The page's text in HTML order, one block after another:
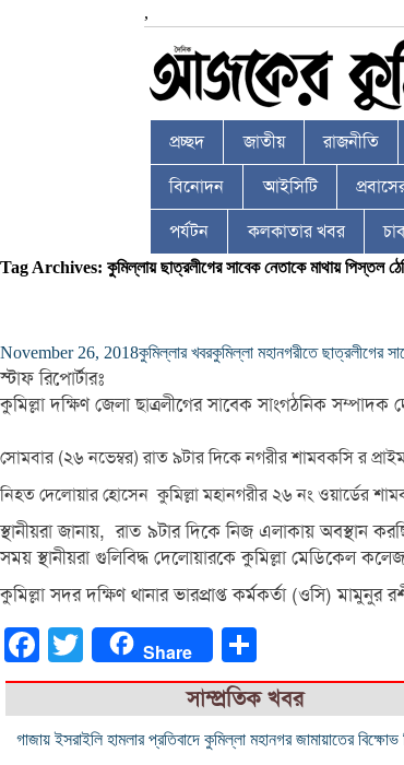
,
প্রচ্ছদ জাতীয় রাজনীতি
বিনোদন আইসিটি
পর্যটন কলকাতার খবর
Tag Archives: কুমিল্লায় ছাত্রলীগের সাবেক নেতাকে মাথায় পিস্তল
November 26, 2018কুমিল্লার খবরকুমিল্লা মহানগরীতে ছাত্রলীগের
স্টাফ রিপোর্টারঃ
কুমিল্লা দক্ষিণ জেলা ছাত্রলীগের সাবেক সাংগঠনিক
সোমবার (২৬ নভেম্বর) রাত ৯টার দিকে নগরীর শামবকসি র
নিহত দেলোয়ার হোসেন কুমিল্লা মহানগরীর ২৬ নং ওয়ার্ডের
স্থানীয়রা জানায়, রাত ৯টার দিকে নিজ এলাকায় অবস্থান
সময় স্থানীয়রা গুলিবিদ্ধ দেলোয়ারকে কুমিল্লা মেডিকেল
কুমিল্লা সদর দক্ষিণ থানার ভারপ্রাপ্ত কর্মকর্তা (ওসি)
FacebookTwitter Share
সাম্প্রতিক খবর
গাজায় ইসরাইলি হামলার প্রতিবাদে কুমিল্লা মহানগর জামায়াতের বিক্ষোভ